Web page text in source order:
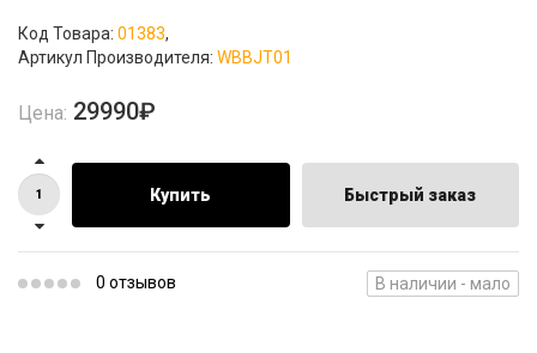
Код Товара: 01383,
Артикул Производителя: WBBJT01
Цена: 29990₽
Купить Быстрый заказ
0 отзывов В наличии - мало